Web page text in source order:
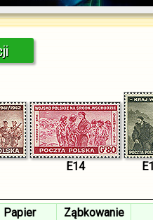
E14
Papier Ząbkowanie